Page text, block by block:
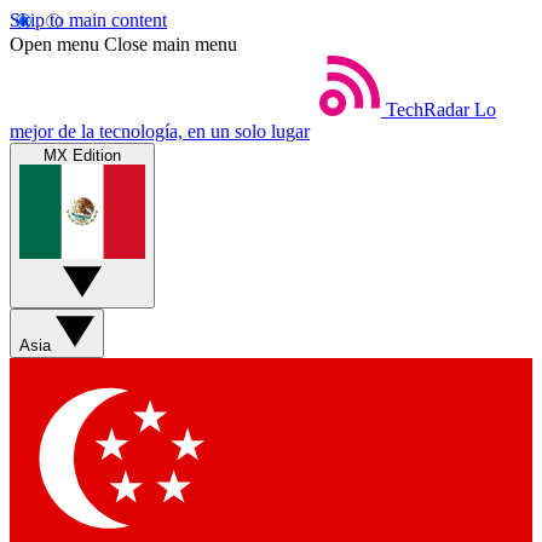
Skip to main content
Open menu Close main menu
TechRadar Lo
mejor de la tecnología, en un solo lugar
MX Edition
Asia